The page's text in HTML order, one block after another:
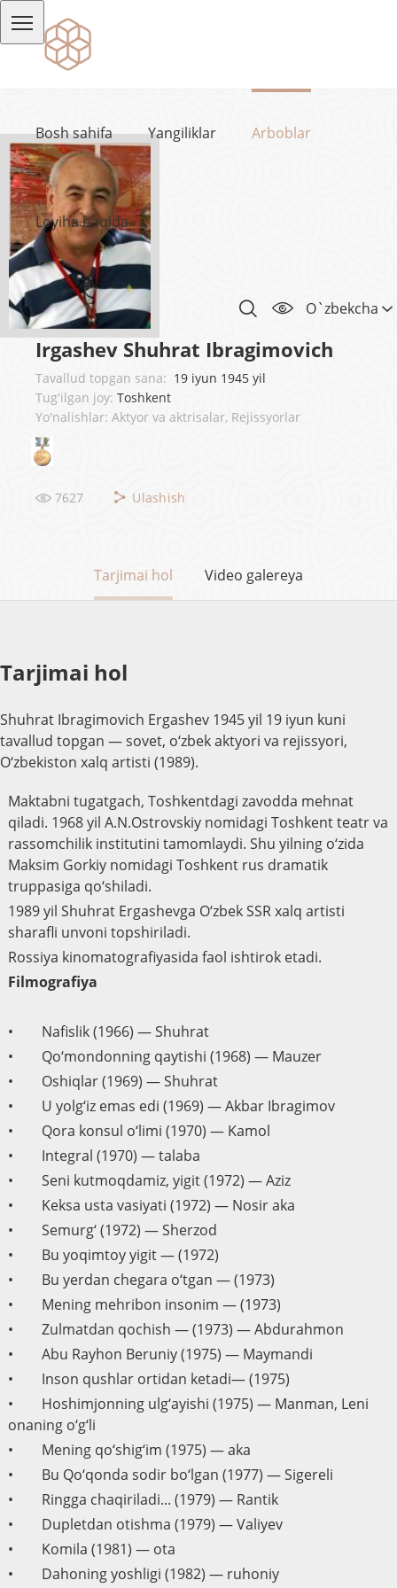
Bosh sahifa Yangiliklar Arboblar
Loyiha haqida
O`zbekcha
Irgashev Shuhrat Ibragimovich
Tavallud topgan sana: 19 iyun 1945 yil
Tug'ilgan joy: Toshkent
Yo'nalishlar: Aktyor va aktrisalar, Rejissyorlar
7627 Ulashish
Tarjimai hol Video galereya
Tarjimai hol
Shuhrat Ibragimovich Ergashev 1945 yil 19 iyun kuni
tavallud topgan — sovet, o‘zbek aktyori va rejissyori,
O‘zbekiston xalq artisti (1989).
Maktabni tugatgach, Toshkentdagi zavodda mehnat
qiladi. 1968 yil A.N.Ostrovskiy nomidagi Toshkent teatr va
rassomchilik institutini tamomlaydi. Shu yilning o‘zida
Maksim Gorkiy nomidagi Toshkent rus dramatik
truppasiga qo‘shiladi.
1989 yil Shuhrat Ergashevga O‘zbek SSR xalq artisti
sharafli unvoni topshiriladi.
Rossiya kinomatografiyasida faol ishtirok etadi.
Filmografiya
• Nafislik (1966) — Shuhrat
• Qo‘mondonning qaytishi (1968) — Mauzer
• Oshiqlar (1969) — Shuhrat
• U yolg‘iz emas edi (1969) — Akbar Ibragimov
• Qora konsul o‘limi (1970) — Kamol
• Integral (1970) — talaba
• Seni kutmoqdamiz, yigit (1972) — Aziz
• Keksa usta vasiyati (1972) — Nosir aka
• Semurg‘ (1972) — Sherzod
• Bu yoqimtoy yigit — (1972)
• Bu yerdan chegara o‘tgan — (1973)
• Mening mehribon insonim — (1973)
• Zulmatdan qochish — (1973) — Abdurahmon
• Abu Rayhon Beruniy (1975) — Maymandi
• Inson qushlar ortidan ketadi— (1975)
• Hoshimjonning ulg‘ayishi (1975) — Manman, Leni
onaning o‘g‘li
• Mening qo‘shig‘im (1975) — aka
• Bu Qo‘qonda sodir bo‘lgan (1977) — Sigereli
• Ringga chaqiriladi... (1979) — Rantik
• Dupletdan otishma (1979) — Valiyev
• Komila (1981) — ota
• Dahoning yoshligi (1982) — ruhoniy